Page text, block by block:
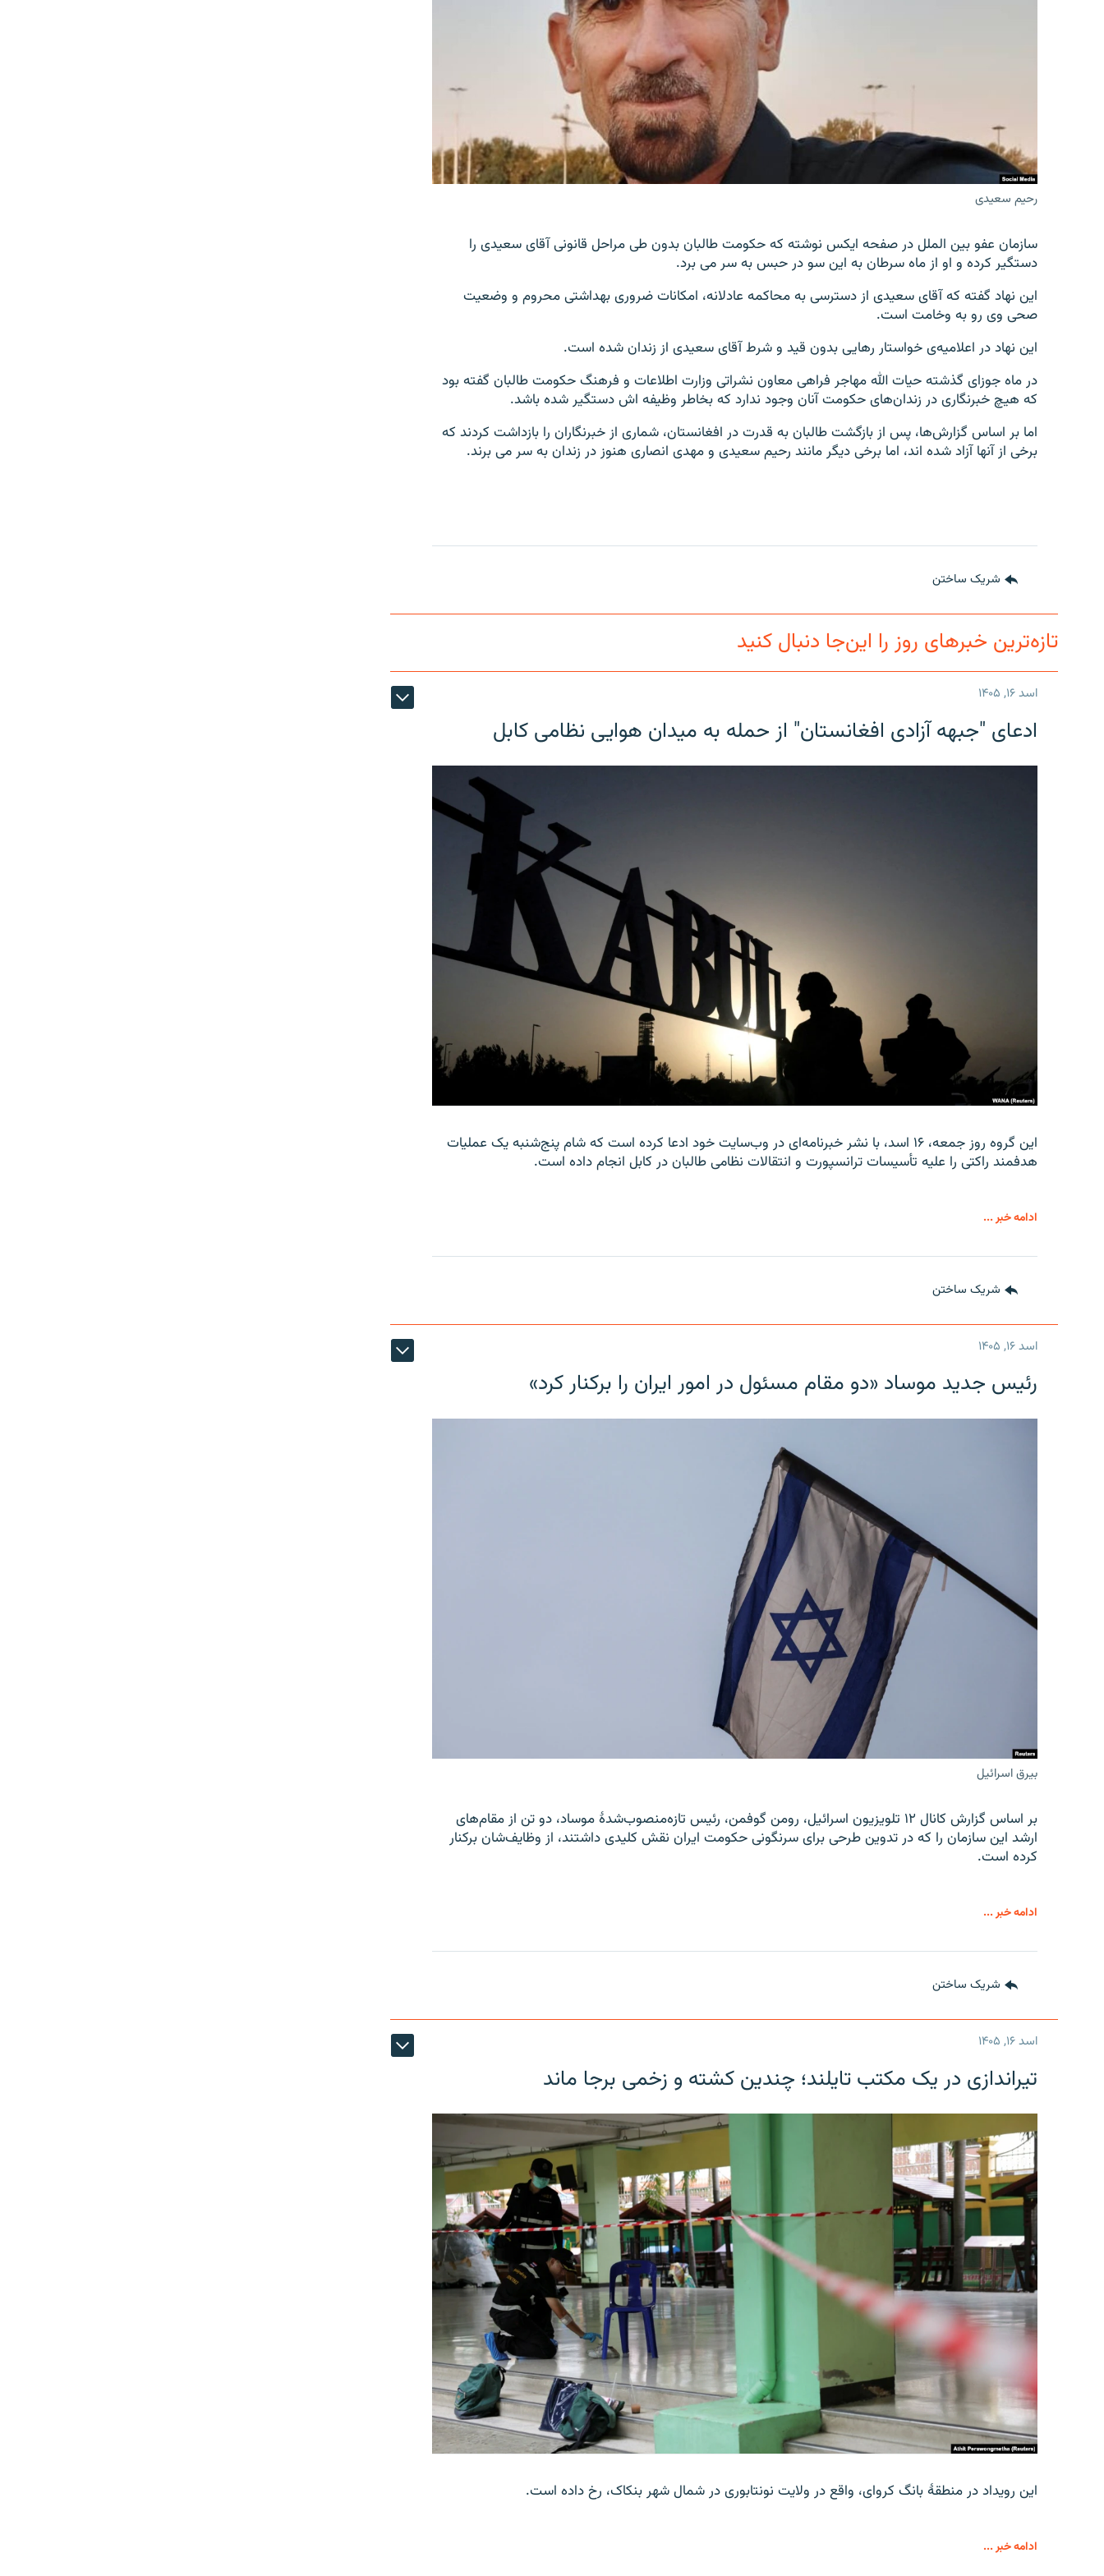
رحیم سعیدی
سازمان عفو بین الملل در صفحه ایکس نوشته که حکومت طالبان بدون طی مراحل قانونی آقای سعیدی را
دستگیر کرده و او از ماه سرطان به این سو در حبس به سر می برد.
این نهاد گفته که آقای سعیدی از دسترسی به محاکمه عادلانه، امکانات ضروری بهداشتی محروم و وضعیت
صحی وی رو به وخامت است.
این نهاد در اعلامیه‌ی خواستار رهایی بدون قید و شرط آقای سعیدی از زندان شده است.
در ماه جوزای گذشته حیات الله مهاجر فراهی معاون نشراتی وزارت اطلاعات و فرهنگ حکومت طالبان گفته بود
که هیچ خبرنگاری در زندان‌های حکومت آنان وجود ندارد که بخاطر وظیفه اش دستگیر شده باشد.
اما بر اساس گزارش‌ها، پس از بازگشت طالبان به قدرت در افغانستان، شماری از خبرنگاران را بازداشت کردند که
برخی از آنها آزاد شده اند، اما برخی دیگر مانند رحیم سعیدی و مهدی انصاری هنوز در زندان به سر می برند.
شریک ساختن
تازه‌ترین خبرهای روز را این‌جا دنبال کنید
اسد ۱۶, ۱۴۰۵
ادعای "جبهه آزادی افغانستان" از حمله به میدان هوایی نظامی کابل
این گروه روز جمعه، ۱۶ اسد، با نشر خبرنامه‌ای در وب‌سایت خود ادعا کرده است که شام پنج‌شنبه یک عملیات
هدفمند راکتی را علیه تأسیسات ترانسپورت و انتقالات نظامی طالبان در کابل انجام داده است.
ادامه خبر ...
شریک ساختن
اسد ۱۶, ۱۴۰۵
رئیس جدید موساد «دو مقام مسئول در امور ایران را برکنار کرد»
بیرق اسرائیل
بر اساس گزارش کانال ۱۲ تلویزیون اسرائیل، رومن گوفمن، رئیس تازه‌منصوب‌شدۀ موساد، دو تن از مقام‌های
ارشد این سازمان را که در تدوین طرحی برای سرنگونی حکومت ایران نقش کلیدی داشتند، از وظایف‌شان برکنار
کرده است.
ادامه خبر ...
شریک ساختن
اسد ۱۶, ۱۴۰۵
تیراندازی در یک مکتب تایلند؛ چندین کشته و زخمی برجا ماند
این رویداد در منطقۀ بانگ کروای، واقع در ولایت نونتابوری در شمال شهر بنکاک، رخ داده است.
ادامه خبر ...